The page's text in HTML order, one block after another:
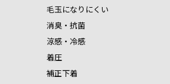
毛玉になりにくい
消臭・抗菌
涼感・冷感
着圧
補正下着